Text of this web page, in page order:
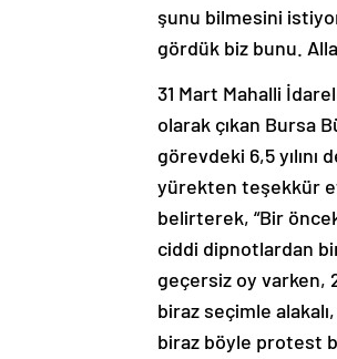
şunu bilmesini
gördük biz bunu.
31 Mart Mahalli
olarak çıkan Bursa
görevdeki 6,5
yürekten teşekkür
belirterek, “Bir
ciddi dipnotlardan
geçersiz oy varken,
biraz seçimle
biraz böyle protest